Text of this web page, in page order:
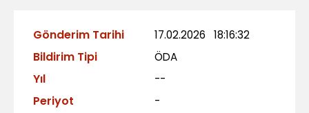
Gönderim Tarihi 17.02.2026 18:16:32
Bildirim Tipi ÖDA
Yıl --
Periyot -